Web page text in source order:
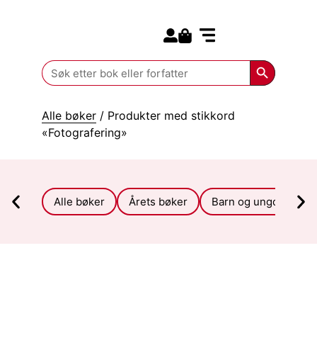
Search
for:
Search
Alle bøker / Produkter med stikkord
«Fotografering»
Alle bøker Årets bøker Barn og ungdom